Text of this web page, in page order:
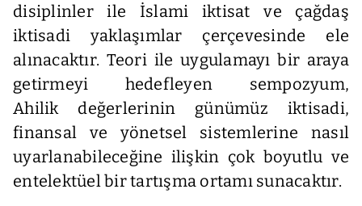
disiplinler ile İslami iktisat ve çağdaş
iktisadi yaklaşımlar çerçevesinde ele
alınacaktır. Teori ile uygulamayı bir araya
getirmeyi hedefleyen sempozyum,
Ahilik değerlerinin günümüz iktisadi,
finansal ve yönetsel sistemlerine nasıl
uyarlanabileceğine ilişkin çok boyutlu ve
entelektüel bir tartışma ortamı sunacaktır.